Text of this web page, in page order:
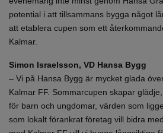
potential i att tillsammans bygga något
att etablera cupen som ett
Kalmar.
Simon Israelsson, VD Hansa Bygg
– Vi på Hansa Bygg är mycket glada
Kalmar FF. Sommarcupen skapar
för barn och ungdomar, värden som
som lokalt förankrat företag vill bidra